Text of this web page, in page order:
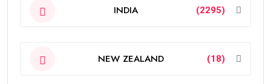
INDIA (2295)
NEW ZEALAND (18)